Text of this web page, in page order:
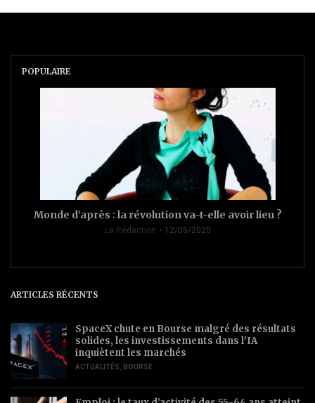
POPULAIRE
Monde d’après : la révolution va-t-elle avoir lieu ?
La Rédaction 12/05/2020
ARTICLES RÉCENTS
SpaceX chute en Bourse malgré des résultats
solides, les investissements dans l’IA
inquiètent les marchés
ACTUALITÉS BOURSE